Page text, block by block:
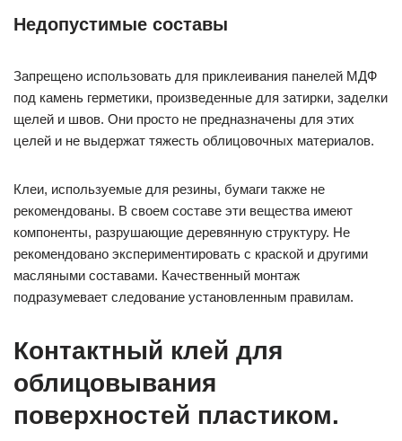
Недопустимые составы
Запрещено использовать для приклеивания панелей МДФ
под камень герметики, произведенные для затирки, заделки
щелей и швов. Они просто не предназначены для этих
целей и не выдержат тяжесть облицовочных материалов.
Клеи, используемые для резины, бумаги также не
рекомендованы. В своем составе эти вещества имеют
компоненты, разрушающие деревянную структуру. Не
рекомендовано экспериментировать с краской и другими
масляными составами. Качественный монтаж
подразумевает следование установленным правилам.
Контактный клей для
облицовывания
поверхностей пластиком.